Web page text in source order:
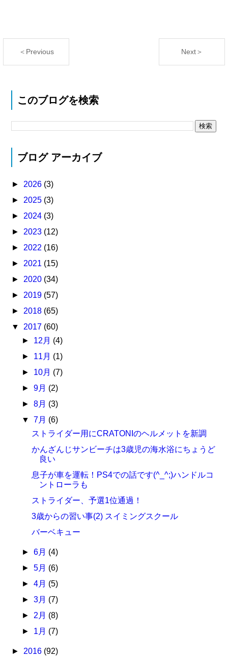
＜Previous Next＞
このブログを検索
ブログ アーカイブ
► 2026 (3)
► 2025 (3)
► 2024 (3)
► 2023 (12)
► 2022 (16)
► 2021 (15)
► 2020 (34)
► 2019 (57)
► 2018 (65)
▼ 2017 (60)
► 12月 (4)
► 11月 (1)
► 10月 (7)
► 9月 (2)
► 8月 (3)
▼ 7月 (6)
ストライダー用にCRATONIのヘルメットを新調
かんざんじサンビーチは3歳児の海水浴にちょうど
良い
息子が車を運転！PS4での話です(^_^;)ハンドルコ
ントローラも
ストライダー、予選1位通過！
3歳からの習い事(2) スイミングスクール
バーベキュー
► 6月 (4)
► 5月 (6)
► 4月 (5)
► 3月 (7)
► 2月 (8)
► 1月 (7)
► 2016 (92)